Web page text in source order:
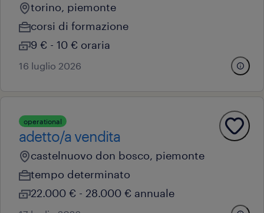
torino, piemonte
corsi di formazione
9 € - 10 € oraria
16 luglio 2026
operational
adetto/a vendita
castelnuovo don bosco, piemonte
tempo determinato
22.000 € - 28.000 € annuale